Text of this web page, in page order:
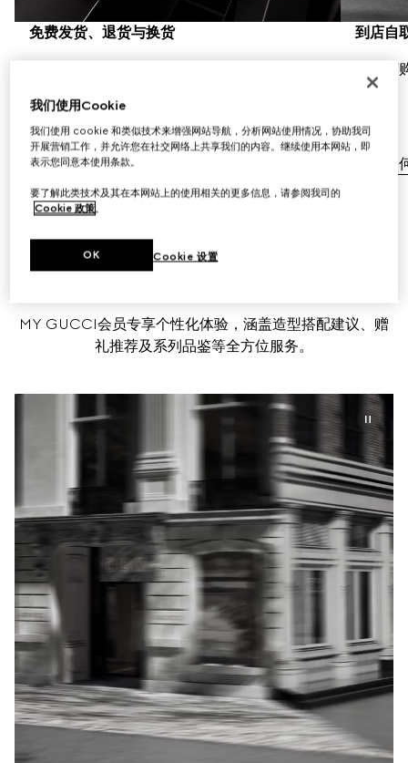
免费发货、退货与换货
标准配送服务
免费退换货
到店自
在线
了解如
MY GUCCI会员专享个性化体验，涵盖造型搭配建议、赠
礼推荐及系列品鉴等全方位服务。
我们使用Cookie
我们使用 cookie 和类似技术来增强网站导航，分析网站使用情况，协助我司
开展营销工作，并允许您在社交网络上共享我们的内容。继续使用本网站，即
表示您同意本使用条款。
要了解此类技术及其在本网站上的使用相关的更多信息，请参阅我司的
Cookie 政策。
Cookie 设置
OK